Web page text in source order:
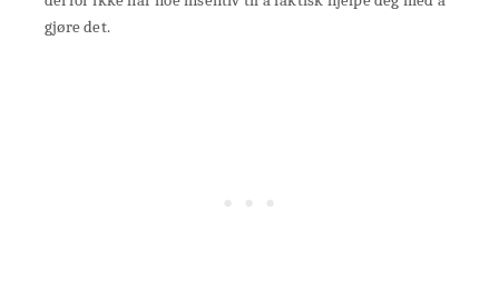
gjøre det.